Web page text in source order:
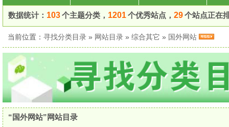
数据统计： 103个主题分类， 1201个优秀站点， 29个站点正在
当前位置： 寻找分类目录 » 网站目录 » 综合其它 » 国外网站
“国外网站”网站目录